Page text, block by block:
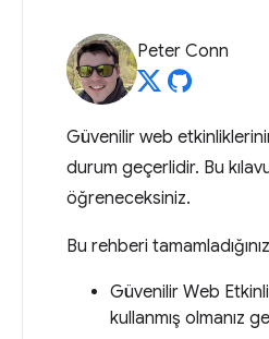
Peter Conn
Güvenilir web
durum geçerlidir. Bu
öğreneceksiniz.
Bu rehberi
Güvenilir Web
kullanmış olmanız